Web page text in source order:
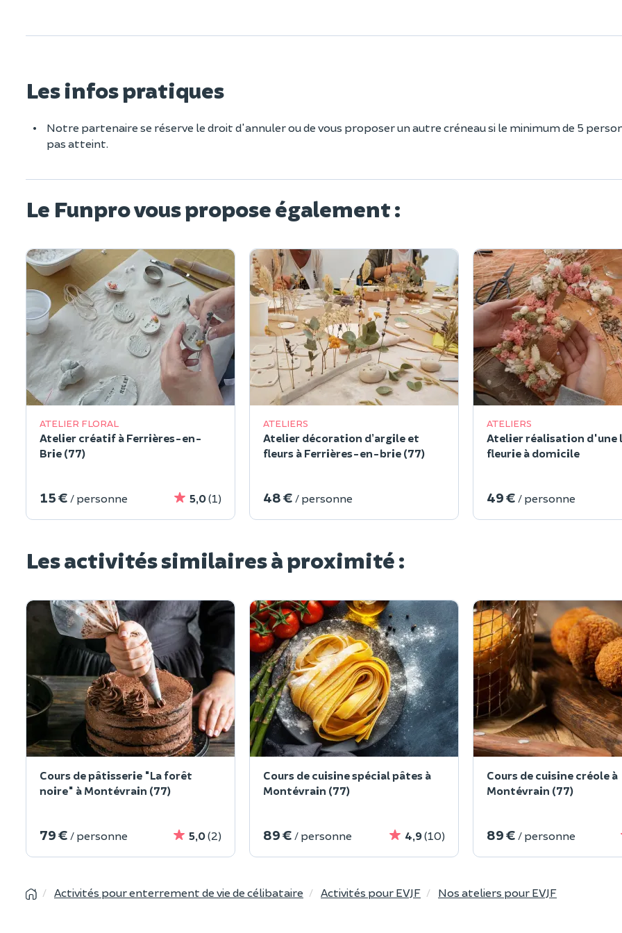
Les infos pratiques
Notre partenaire se réserve le droit d'annuler ou de vous proposer un autre créneau si le minimum de 5
pas atteint.
Le Funpro vous propose également :
ATELIER FLORAL
Atelier créatif à Ferrières-en-
Brie (77)
15 € / personne 5,0(1)
ATELIERS
Atelier décoration d’argile et
fleurs à Ferrières-en-brie (77)
48 € / personne
ATELIERS
Atelier réalisation d'une
fleurie à domicile
49 € / personne
Les activités similaires à proximité :
Cours de pâtisserie "La forêt
noire" à Montévrain (77)
79 € / personne 5,0(2)
Cours de cuisine spécial pâtes à
Montévrain (77)
89 € / personne 4,9(10)
Cours de cuisine créole à
Montévrain (77)
89 € / personne
Activités pour enterrement de vie de célibataire Activités pour EVJF Nos ateliers pour EVJF